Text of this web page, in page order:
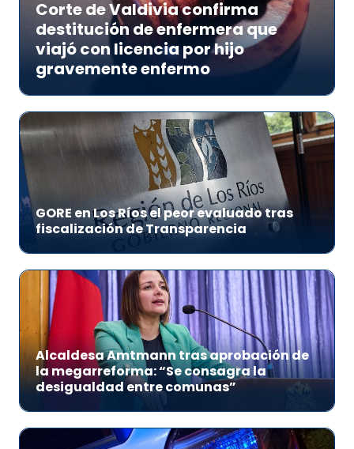
Corte de Valdivia confirma
destitución de enfermera que
viajó con licencia por hijo
gravemente enfermo
GORE en Los Ríos el peor evaluado tras
fiscalización de Transparencia
Alcaldesa Amtmann tras aprobación de
la megarreforma: “Se consagra la
desigualdad entre comunas”